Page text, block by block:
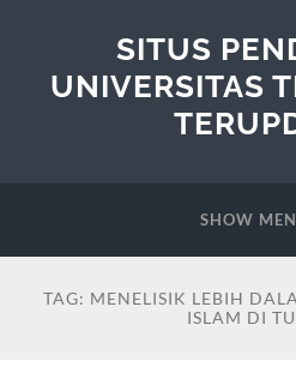
SITUS
UNIVERSITAS
SHOW
TAG: MENELISIK LEBIH
ISLAM DI